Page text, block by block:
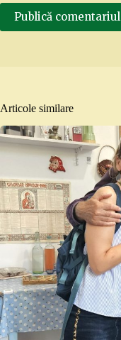
Publică comentariul
Articole similare